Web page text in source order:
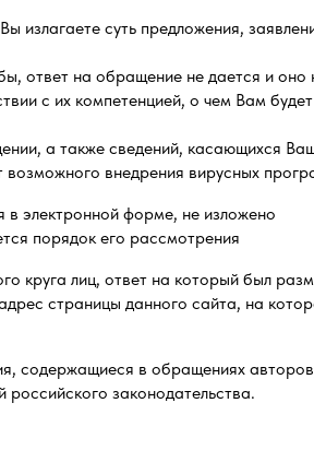
излагаете суть предложения,
ответ на обращение не дается и оно
с их компетенцией, о чем Вам будет
а также сведений, касающихся
возможного внедрения вирусных
электронной форме, не изложено
порядок его рассмотрения
круга лиц, ответ на который был
страницы данного сайта, на
содержащиеся в обращениях
законодательства.